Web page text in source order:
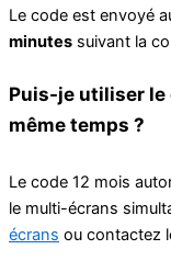
Le code est envoyé
minutes suivant la
Puis-je utiliser le
même temps ?
Le code 12 mois
le multi-écrans
écrans ou contactez